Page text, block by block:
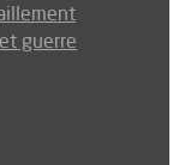
guerre